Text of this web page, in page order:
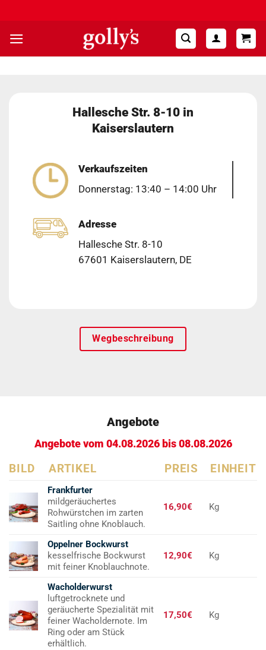
springen
Hallesche Str. 8-10 in
Kaiserslautern
Verkaufszeiten
Donnerstag: 13:40 – 14:00 Uhr
Adresse
Hallesche Str. 8-10
67601 Kaiserslautern, DE
Wegbeschreibung
Angebote
Angebote vom 04.08.2026 bis 08.08.2026
BILD ARTIKEL PREIS EINHEIT
Frankfurter
mildgeräuchertes
Rohwürstchen im zarten
Saitling ohne Knoblauch.
16,90€ Kg
Oppelner Bockwurst
kesselfrische Bockwurst
mit feiner Knoblauchnote.
12,90€ Kg
Wacholderwurst
luftgetrocknete und
geräucherte Spezialität mit
feiner Wacholdernote. Im
Ring oder am Stück
erhältlich.
17,50€ Kg